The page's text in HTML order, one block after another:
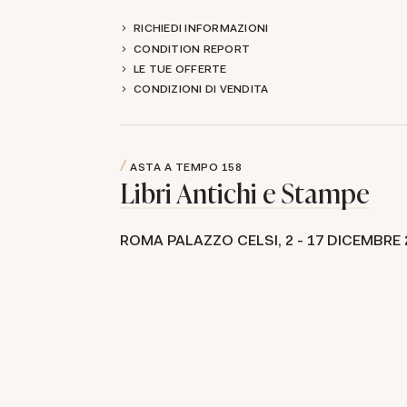
RICHIEDI INFORMAZIONI
CONDITION REPORT
LE TUE OFFERTE
CONDIZIONI DI VENDITA
ASTA A TEMPO 158
Libri Antichi e Stampe
ROMA PALAZZO CELSI, 2 - 17 DICEMBRE